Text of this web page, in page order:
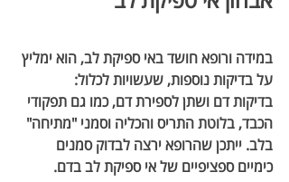
במידה ורופא חושד באי ספיקת לב, הוא ימליץ
על בדיקות נוספות, שעשויות לכלול:
בדיקות דם ושתן לספירת דם, כמו גם תפקודי
הכבד, בלוטת התריס והכליה וסמני "מתיחה"
בלב. ייתכן שהרופא ירצה לבדוק סמנים
כימיים ספציפיים של אי ספיקת לב בדם.